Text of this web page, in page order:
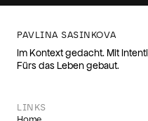
PAVLINA SASINKOVA
Im Kontext gedacht. Mit
Fürs das Leben gebaut.
LINKS